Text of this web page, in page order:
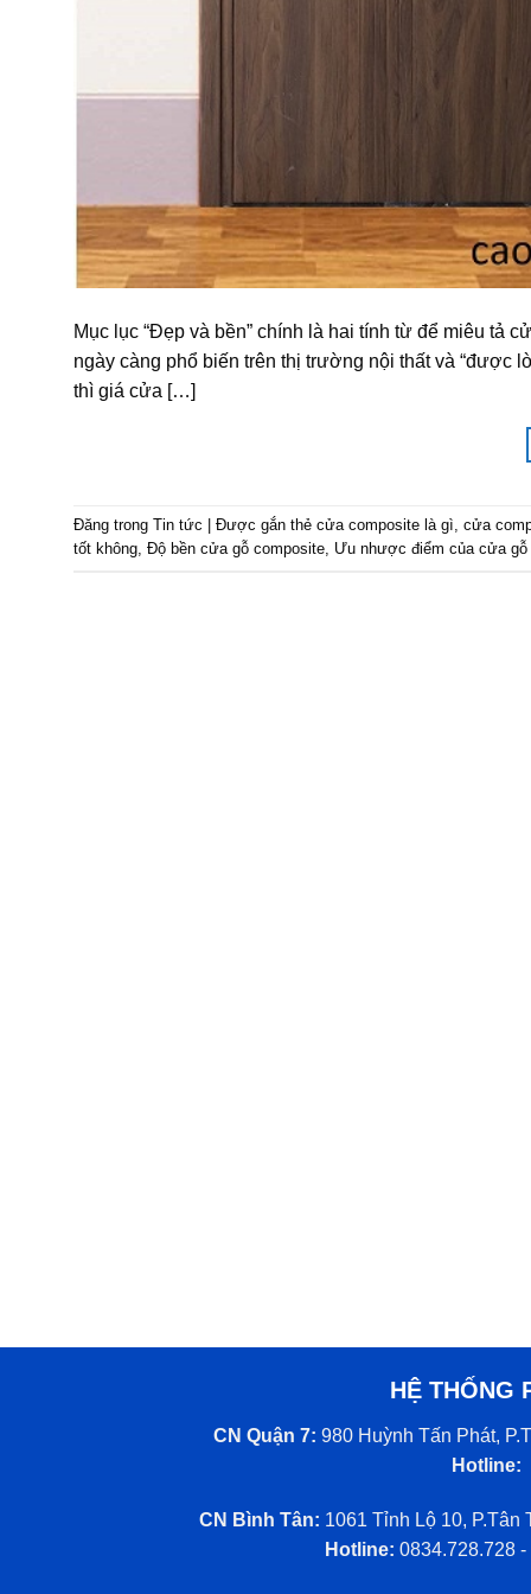
Mục lục “Đẹp và bền” chính là hai tính từ để miêu tả
ngày càng phổ biến trên thị trường nội thất và “được
thì giá cửa […]
Đăng trong Tin tức Được gắn thẻ cửa composite là gì, cửa
tốt không, Độ bền cửa gỗ composite, Ưu nhược điểm của cửa
HỆ THỐNG
CN Quận 7: 980 Huỳnh Tấn Phát,
Hotline:
CN Bình Tân: 1061 Tỉnh Lộ 10, P.Tân
Hotline: 0834.728.728